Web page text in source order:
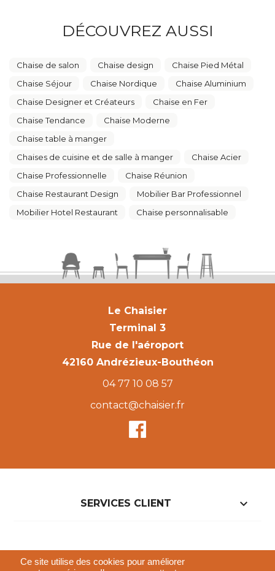
DÉCOUVREZ AUSSI
Chaise de salon Chaise design
Chaise Pied Métal
Chaise Séjour
Chaise Nordique
Chaise Aluminium
Chaise Designer et Créateurs
Chaise en Fer
Chaise Tendance
Chaise Moderne
Chaise table à manger
Chaises de cuisine et de salle à manger
Chaise Acier
Chaise Professionnelle
Chaise Réunion
Chaise Restaurant Design
Mobilier Bar Professionnel
Mobilier Hotel Restaurant
Chaise personnalisable
Le Chaisier
Terminal 3
Rue de l'aéroport
42160 Andrézieux-Bouthéon
04 77 10 08 57
contact@chaisier.fr
SERVICES CLIENT 
NOTRE BOUTIQUE
Ce site utilise des cookies pour améliorer